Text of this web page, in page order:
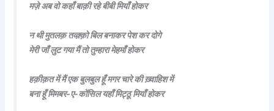
मज़े अब वो कहाँ बाक़ी रहे बीबी मियाँ होकर
न थी मुतलक़ तव्क़्क़ो बिल बनाकर पेश कर दोगे
मेरी जाँ लुट गया मैं तो तुम्हारा मेहमाँ होकर
हक़ीक़त में मैं एक बुलबुल हूँ मगर चारे की ख़्वाहिश में
बना हूँ मिमबर-ए-कोंसिल यहाँ मिट्ठू मियाँ होकर